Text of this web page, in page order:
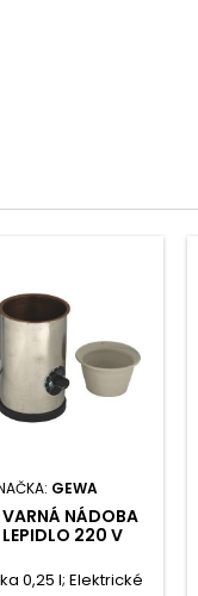
GEWA
NÁDOBA
LEPIDLO 220 V
0,25 I; Elektrické